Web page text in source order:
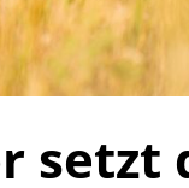
setzt